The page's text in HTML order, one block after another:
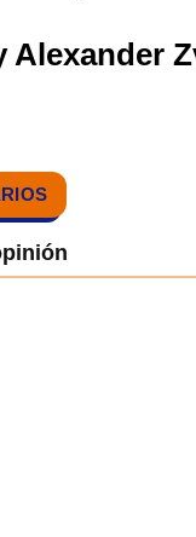
Alexander